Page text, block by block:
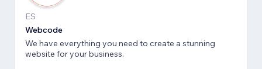
ES
Webcode
We have everything you need to create a stunning
website for your business.